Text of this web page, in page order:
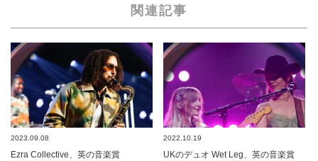
関連記事
2023.09.08
Ezra Collective、英の音楽賞
2022.10.19
UKのデュオ Wet Leg、英の音楽賞